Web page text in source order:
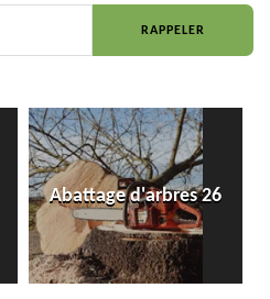
Abattage d'arbres 26